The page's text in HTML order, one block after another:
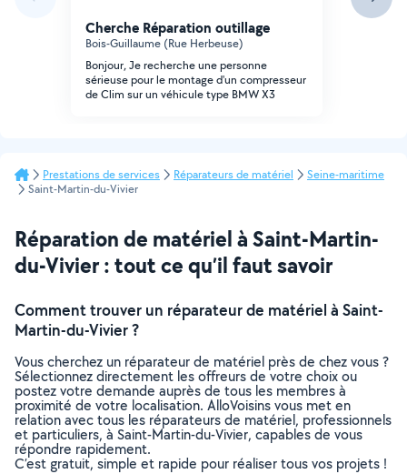
Cherche Réparation outillage
Bois-Guillaume (Rue Herbeuse)
Bonjour, Je recherche une personne
sérieuse pour le montage d'un compresseur
de Clim sur un véhicule type BMW X3
Prestations de services Réparateurs de matériel
Seine-maritime
Saint-Martin-du-Vivier
Réparation de matériel à Saint-Martin-
du-Vivier : tout ce qu’il faut savoir
Comment trouver un réparateur de matériel à Saint-
Martin-du-Vivier ?
Vous cherchez un réparateur de matériel près de chez vous ?
Sélectionnez directement les offreurs de votre choix ou
postez votre demande auprès de tous les membres à
proximité de votre localisation. AlloVoisins vous met en
relation avec tous les réparateurs de matériel, professionnels
et particuliers, à Saint-Martin-du-Vivier, capables de vous
répondre rapidement.
C’est gratuit, simple et rapide pour réaliser tous vos projets !